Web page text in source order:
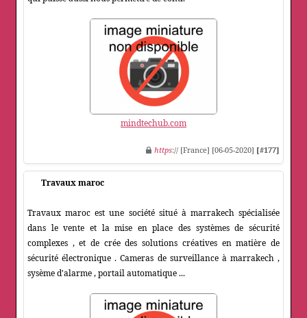
mindtechub.com
https:// [France] [06-05-2020] [#177]
Travaux maroc
Travaux maroc est une société situé à marrakech spécialisée
dans le vente et la mise en place des systèmes de sécurité
complexes , et de crée des solutions créatives en matière de
sécurité électronique . Cameras de surveillance à marrakech ,
sysème d'alarme , portail automatique ...